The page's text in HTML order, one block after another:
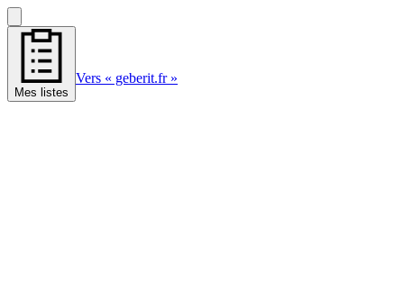
Mes listes
Vers « geberit.fr »